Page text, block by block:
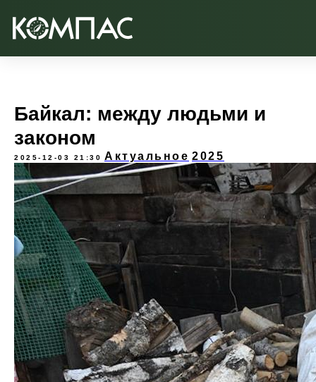
Байкал: между людьми и
законом
2025-12-03 21:30 Актуальное 2025